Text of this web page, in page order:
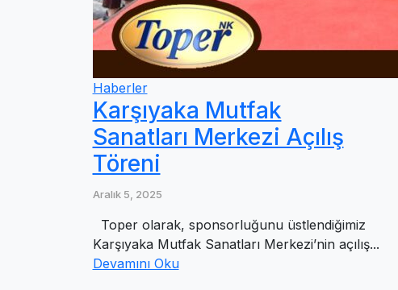
Haberler
Karşıyaka Mutfak
Sanatları Merkezi Açılış
Töreni
Aralık 5, 2025
Toper olarak, sponsorluğunu üstlendiğimiz
Karşıyaka Mutfak Sanatları Merkezi’nin açılış...
Devamını Oku